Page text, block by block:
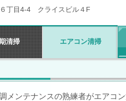
丁目4-4 クライスビル４F
清掃 エアコン清掃
メンテナンスの熟練者がエアコ